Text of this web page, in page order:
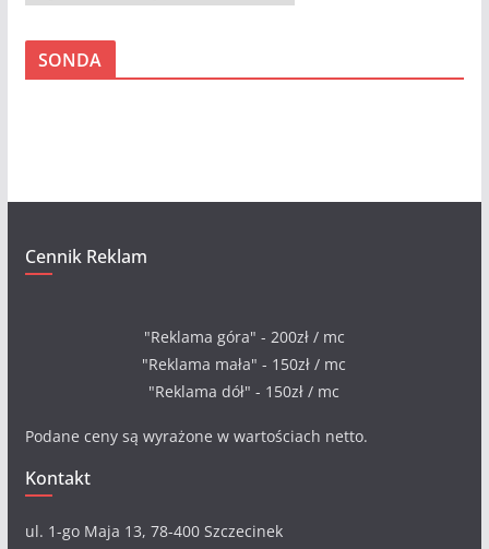
r
c
SONDA
Cennik Reklam
"Reklama góra" - 200zł / mc
"Reklama mała" - 150zł / mc
"Reklama dół" - 150zł / mc
Podane ceny są wyrażone w wartościach netto.
Kontakt
ul. 1-go Maja 13, 78-400 Szczecinek